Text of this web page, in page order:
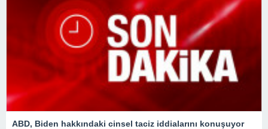
ABD, Biden hakkındaki cinsel taciz iddialarını konuşuyor